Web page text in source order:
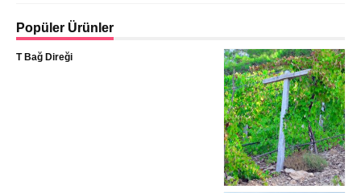
Popüler Ürünler
T Bağ Direği